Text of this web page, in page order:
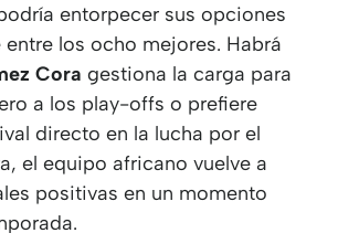
entorpecer sus opciones
los ocho mejores. Habrá
Cora gestiona la carga para
a los play-offs o prefiere
directo en la lucha por el
el equipo africano vuelve a
positivas en un momento